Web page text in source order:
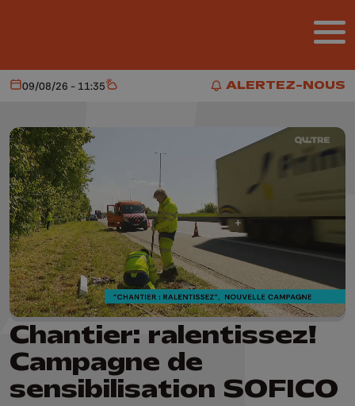
ALERTEZ-NOUS
ALERTEZ-NOUS
Aujourd'hui
09/08/26 - 11:35 Météo
Chantier: ralentissez!
Campagne de
sensibilisation SOFICO